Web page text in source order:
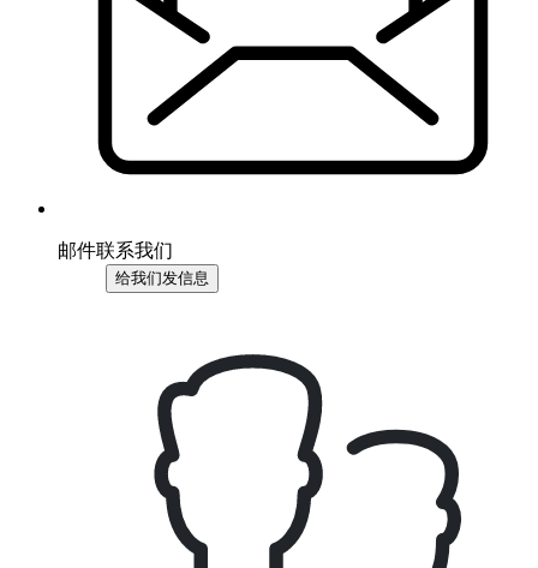
邮件联系我们
给我们发信息